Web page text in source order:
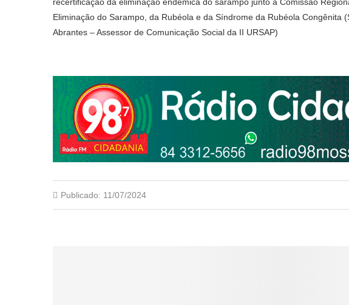
Eliminação do Sarampo, da Rubéola e da Síndrome da Rubéola Congênita
Abrantes – Assessor de Comunicação Social da II URSAP)
Publicado: 11/07/2024